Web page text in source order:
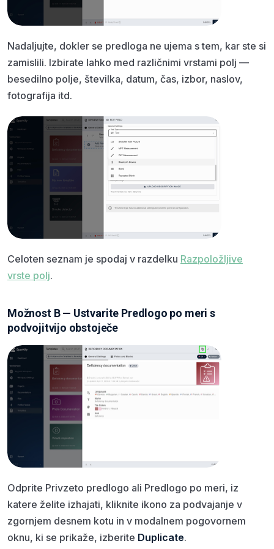
Nadaljujte, dokler se predloga ne ujema s tem, kar ste si
zamislili. Izbirate lahko med različnimi vrstami polj —
besedilno polje, številka, datum, čas, izbor, naslov,
fotografija itd.
Celoten seznam je spodaj v razdelku Razpoložljive
vrste polj.
Možnost B — Ustvarite Predlogo po meri s
podvojitvijo obstoječe
Odprite Privzeto predlogo ali Predlogo po meri, iz
katere želite izhajati, kliknite ikono za podvajanje v
zgornjem desnem kotu in v modalnem pogovornem
oknu, ki se prikaže, izberite Duplicate.